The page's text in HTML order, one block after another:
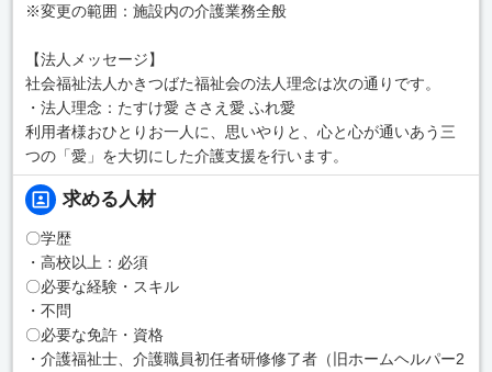
※変更の範囲：施設内の介護業務全般
【法人メッセージ】
社会福祉法人かきつばた福祉会の法人理念は次の通りです。
・法人理念：たすけ愛 ささえ愛 ふれ愛
利用者様おひとりお一人に、思いやりと、心と心が通いあう三
つの「愛」を大切にした介護支援を行います。
求める人材
〇学歴
・高校以上：必須
〇必要な経験・スキル
・不問
〇必要な免許・資格
・介護福祉士、介護職員初任者研修修了者（旧ホームヘルパー2